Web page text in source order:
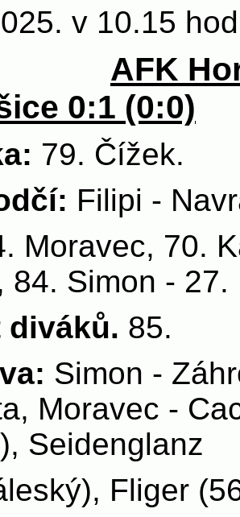
v 10.15
AFK
0:1 (0:0)
79. Čížek.
Filipi -
Moravec, 70.
84. Simon - 27.
diváků. 85.
Simon -
Moravec -
Seidenglanz
Fliger